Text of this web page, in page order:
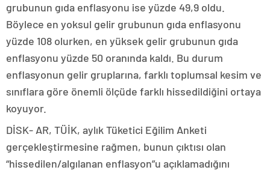
grubunun gıda enflasyonu ise yüzde 49,9 oldu.
Böylece en yoksul gelir grubunun gıda enflasyonu
yüzde 108 olurken, en yüksek gelir grubunun gıda
enflasyonu yüzde 50 oranında kaldı. Bu durum
enflasyonun gelir gruplarına, farklı toplumsal kesim ve
sınıflara göre önemli ölçüde farklı hissedildiğini ortaya
koyuyor.
DİSK- AR, TÜİK, aylık Tüketici Eğilim Anketi
gerçekleştirmesine rağmen, bunun çıktısı olan
“hissedilen/algılanan enflasyon”u açıklamadığını